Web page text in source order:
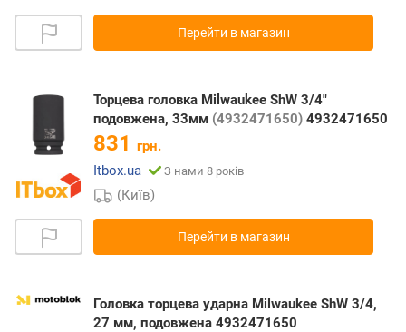
Перейти в магазин
Торцева головка Milwaukee ShW 3/4"
подовжена, 33мм (4932471650) 4932471650
831 грн.
Itbox.ua
З нами 8 років
(Київ)
Перейти в магазин
Головка торцева ударна Milwaukee ShW 3/4,
27 мм, подовжена 4932471650